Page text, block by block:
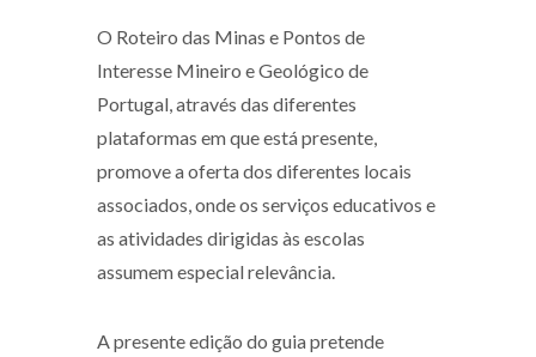
O Roteiro das Minas e Pontos de
Interesse Mineiro e Geológico de
Portugal, através das diferentes
plataformas em que está presente,
promove a oferta dos diferentes locais
associados, onde os serviços educativos e
as atividades dirigidas às escolas
assumem especial relevância.
A presente edição do guia pretende